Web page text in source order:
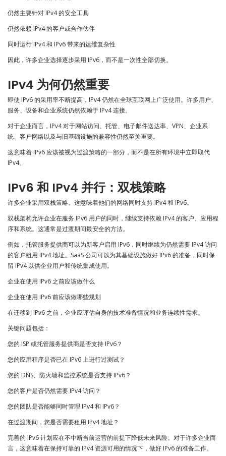
仍然主要针对 IPv4 的安全工具
仍然依赖 IPv4 的客户或合作伙伴
同时运行 IPv4 和 IPv6 带来的运维复杂性
因此，许多企业选择逐步采用 IPv6，而不是一次性全部切换。
IPv4 为何仍然重要
即使 IPv6 的采用率不断提高，IPv4 仍然在全球互联网上广泛使用。许多用户、
服务、设备和企业系统仍然依赖于 IPv4 连接。
对于企业而言，IPv4 对于网站访问、托管、电子邮件送达率、VPN、企业系
统、客户网络以及与旧基础设施的兼容性仍然至关重要。
这意味着 IPv6 应该被视为过渡策略的一部分，而不是在所有环境中立即取代
IPv4。
IPv6 和 IPv4 并行：双栈策略
许多企业采用双栈策略。这意味着他们的网络同时支持 IPv4 和 IPv6。
双栈架构允许企业在服务 IPv6 用户的同时，继续支持依赖 IPv4 的客户、应用程
序和系统。这通常是过渡期间最安全的方法。
例如，托管服务提供商可以为新客户启用 IPv6，同时继续为仍然需要 IPv4 访问
的客户租用 IPv4 地址。SaaS 公司可以为其基础设施做好 IPv6 的准备，同时保
留 IPv4 以供企业用户和传统集成使用。
企业在使用 IPv6 之前应该做什么
企业在使用 IPv6 前应该做哪些规划
在迁移到 IPv6 之前，企业应评估自身的技术准备情况和业务连续性需求。
关键问题包括：
您的 ISP 或托管服务提供商是否支持 IPv6？
您的应用程序是否已在 IPv6 上进行过测试？
您的 DNS、防火墙和监控系统是否支持 IPv6？
您的客户是否仍然需要 IPv4 访问？
您的团队是否能够同时管理 IPv4 和 IPv6？
在过渡期间，您是否需要租用 IPv4 地址？
完善的 IPv6 计划应在不中断当前运营的前提下降低未来风险。对于许多企业而
言，这意味着在保持可靠的 IPv4 资源可用的情况下，做好 IPv6 的准备工作。